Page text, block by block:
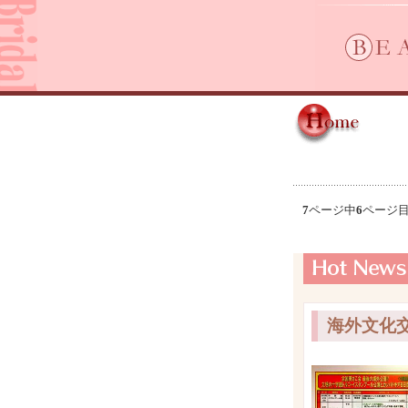
7ページ中6ページ
海外文化